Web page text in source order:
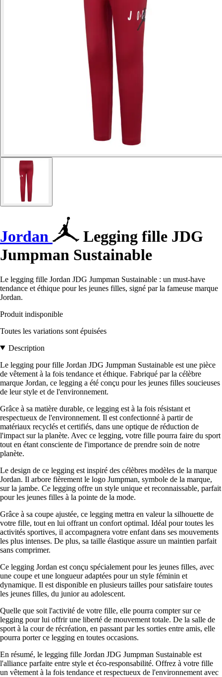
Jordan
Legging fille JDG
Jumpman Sustainable
Le legging fille Jordan JDG Jumpman Sustainable : un must-have
tendance et éthique pour les jeunes filles, signé par la fameuse marque
Jordan.
Produit indisponible
Toutes les variations sont épuisées
Description
Le legging pour fille Jordan JDG Jumpman Sustainable est une pièce
de vêtement à la fois tendance et éthique. Fabriqué par la célèbre
marque Jordan, ce legging a été conçu pour les jeunes filles soucieuses
de leur style et de l'environnement.
Grâce à sa matière durable, ce legging est à la fois résistant et
respectueux de l'environnement. Il est confectionné à partir de
matériaux recyclés et certifiés, dans une optique de réduction de
l'impact sur la planète. Avec ce legging, votre fille pourra faire du sport
tout en étant consciente de l'importance de prendre soin de notre
planète.
Le design de ce legging est inspiré des célèbres modèles de la marque
Jordan. Il arbore fièrement le logo Jumpman, symbole de la marque,
sur la jambe. Ce legging offre un style unique et reconnaissable, parfait
pour les jeunes filles à la pointe de la mode.
Grâce à sa coupe ajustée, ce legging mettra en valeur la silhouette de
votre fille, tout en lui offrant un confort optimal. Idéal pour toutes les
activités sportives, il accompagnera votre enfant dans ses mouvements
les plus intenses. De plus, sa taille élastique assure un maintien parfait
sans comprimer.
Ce legging Jordan est conçu spécialement pour les jeunes filles, avec
une coupe et une longueur adaptées pour un style féminin et
dynamique. Il est disponible en plusieurs tailles pour satisfaire toutes
les jeunes filles, du junior au adolescent.
Quelle que soit l'activité de votre fille, elle pourra compter sur ce
legging pour lui offrir une liberté de mouvement totale. De la salle de
sport à la cour de récréation, en passant par les sorties entre amis, elle
pourra porter ce legging en toutes occasions.
En résumé, le legging fille Jordan JDG Jumpman Sustainable est
l'alliance parfaite entre style et éco-responsabilité. Offrez à votre fille
un vêtement à la fois tendance et respectueux de l'environnement avec